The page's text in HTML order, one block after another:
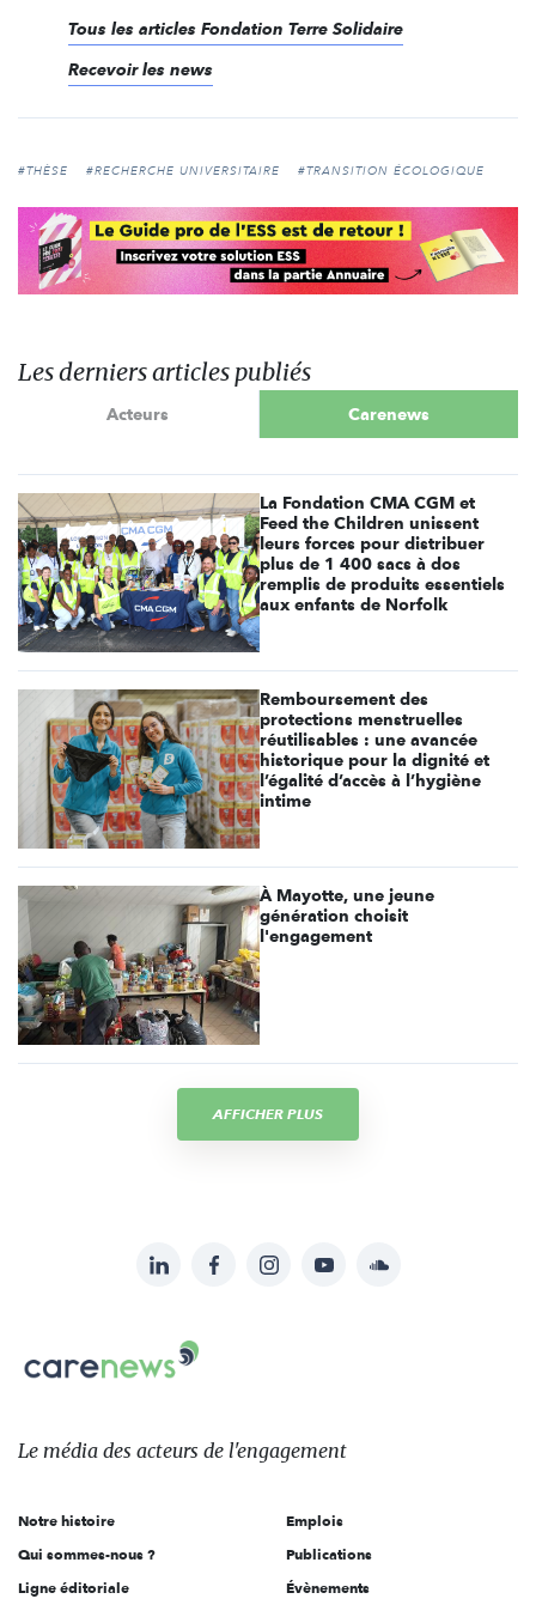
Tous les articles Fondation Terre Solidaire
Recevoir les news
#THÈSE #RECHERCHE UNIVERSITAIRE #TRANSITION ÉCOLOGIQUE
Les derniers articles publiés
Acteurs Carenews
La Fondation CMA CGM et
Feed the Children unissent
leurs forces pour distribuer
plus de 1 400 sacs à dos
remplis de produits essentiels
aux enfants de Norfolk
Remboursement des
protections menstruelles
réutilisables : une avancée
historique pour la dignité et
l’égalité d’accès à l’hygiène
intime
À Mayotte, une jeune
génération choisit
l'engagement
AFFICHER PLUS
sur:
LinkedInFacebookInstagramYouTubeSoundcloud
Le
des
l'engagement
Le média des acteurs de l'engagement
Notre histoire
Qui sommes-nous ?
Ligne éditoriale
Emplois
Publications
Évènements